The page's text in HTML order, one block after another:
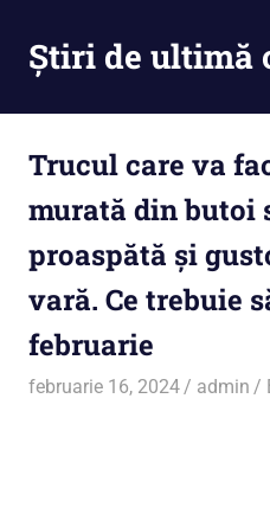
contentȘtiri de ultimă
la
curent
Trucul care va
murată din butoi
proaspătă şi
vară. Ce trebuie
februarie
februarie 16, 2024 admin